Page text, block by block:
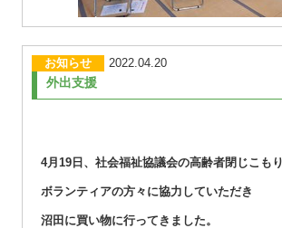
お知らせ 2022.04.20
外出支援
4月19日、社会福祉協議会の高齢者閉じこも
ボランティアの方々に協力していただき
沼田に買い物に行ってきました。